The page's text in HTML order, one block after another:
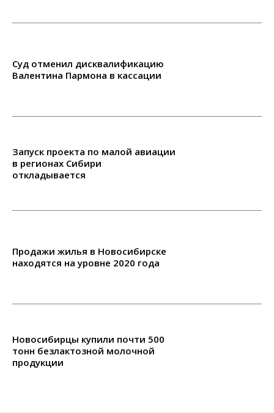
Суд отменил дисквалификацию
Валентина Пармона в кассации
Запуск проекта по малой авиации
в регионах Сибири
откладывается
Продажи жилья в Новосибирске
находятся на уровне 2020 года
Новосибирцы купили почти 500
тонн безлактозной молочной
продукции